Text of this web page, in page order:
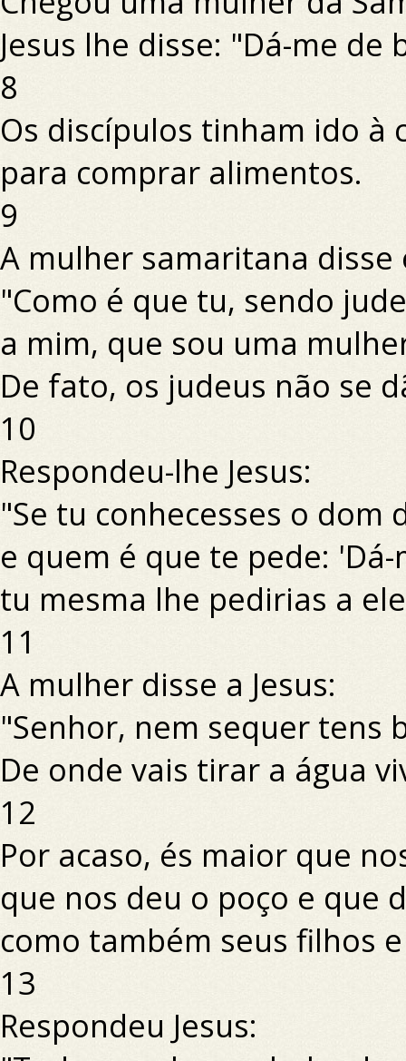
Jesus lhe disse: "Dá-me de
8
Os discípulos tinham ido à
para comprar alimentos.
9
A mulher samaritana disse
"Como é que tu, sendo
a mim, que sou uma
De fato, os judeus não se
10
Respondeu-lhe Jesus:
"Se tu conhecesses o dom
e quem é que te pede:
tu mesma lhe pedirias a
11
A mulher disse a Jesus:
"Senhor, nem sequer tens
De onde vais tirar a água
12
Por acaso, és maior que
que nos deu o poço e que
como também seus filhos
13
Respondeu Jesus: